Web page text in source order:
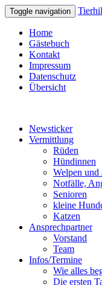
Toggle navigation
Home
Gästebuch
Kontakt
Impressum
Datenschutz
Übersicht
Newsticker
Vermittlung
Rüden
Hündinnen
Welpen und
Notfälle,
Senioren
kleine
Katzen
Ansprechpartner
Vorstand
Team
Infos/Termine
Wie alles
Die ersten